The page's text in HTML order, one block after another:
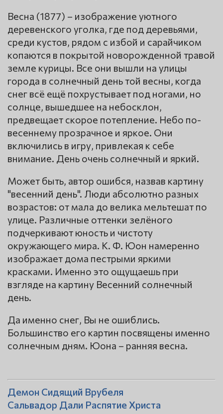
Весна (1877) – изображение уютного
деревенского уголка, где под деревьями,
среди кустов, рядом с избой и сарайчиком
копаются в покрытой новорожденной травой
земле курицы. Все они вышли на улицы
города в солнечный день той весны, когда
снег всё ещё похрустывает под ногами, но
солнце, вышедшее на небосклон,
предвещает скорое потепление. Небо по-
весеннему прозрачное и яркое. Они
включились в игру, привлекая к себе
внимание. День очень солнечный и яркий.
Может быть, автор ошибся, назвав картину
"весенний день". Люди абсолютно разных
возрастов: от мала до велика мельтешат по
улице. Различные оттенки зелёного
подчеркивают юность и чистоту
окружающего мира. К. Ф. Юон намеренно
изображает дома пестрыми яркими
красками. Именно это ощущаешь при
взгляде на картину Весенний солнечный
день.
Да именно снег, Вы не ошиблись.
Большинство его картин посвящены именно
солнечным дням. Юона – ранняя весна.
Демон Сидящий Врубеля
Сальвадор Дали Распятие Христа